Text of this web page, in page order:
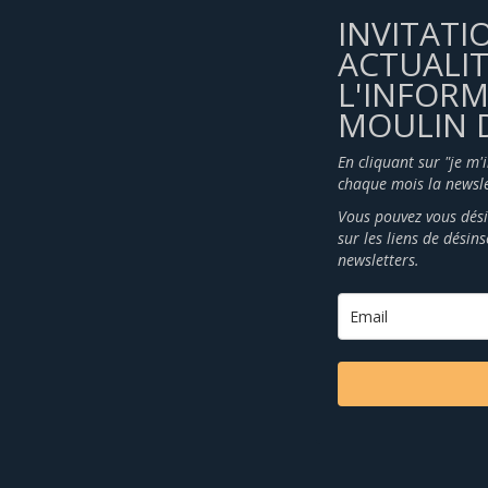
MOULIN
En cliquant sur "je
chaque mois la
Vous pouvez vous
sur les liens de
newsletters.